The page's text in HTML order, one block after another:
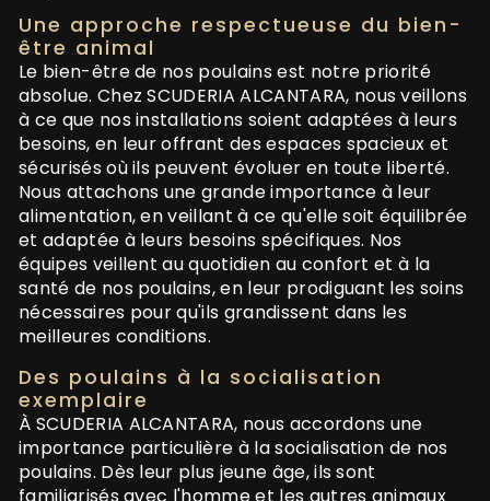
Une approche respectueuse du bien-
être animal
Le bien-être de nos poulains est notre priorité
absolue. Chez SCUDERIA ALCANTARA, nous veillons
à ce que nos installations soient adaptées à leurs
besoins, en leur offrant des espaces spacieux et
sécurisés où ils peuvent évoluer en toute liberté.
Nous attachons une grande importance à leur
alimentation, en veillant à ce qu'elle soit équilibrée
et adaptée à leurs besoins spécifiques. Nos
équipes veillent au quotidien au confort et à la
santé de nos poulains, en leur prodiguant les soins
nécessaires pour qu'ils grandissent dans les
meilleures conditions.
Des poulains à la socialisation
exemplaire
À SCUDERIA ALCANTARA, nous accordons une
importance particulière à la socialisation de nos
poulains. Dès leur plus jeune âge, ils sont